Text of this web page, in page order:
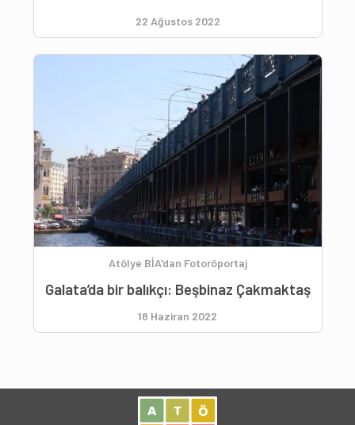
22 Ağustos 2022
Atölye BİA'dan Fotoröportaj
Galata’da bir balıkçı: Beşbinaz Çakmaktaş
18 Haziran 2022